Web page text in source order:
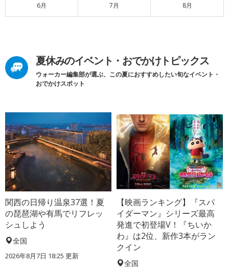
6月 7月 8月
夏休みのイベント・おでかけトピックス
ウォーカー編集部が選ぶ、この夏におすすめしたい旬なイベント・
おでかけスポット
関西の日帰り温泉37選！夏
の琵琶湖や有馬でリフレッ
シュしよう
全国
2026年8月7日 18:25 更新
【映画ランキング】『スパ
イダーマン』シリーズ最高
発進で初登場V！『ちいか
わ』は2位、新作3本がラン
クイン
全国